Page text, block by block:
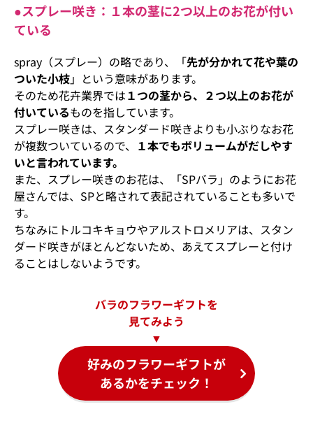
●スプレー咲き：１本の茎に2つ以上のお花が付い
ている
spray（スプレー）の略であり、「先が分かれて花や葉の
ついた小枝」という意味があります。
そのため花卉業界では１つの茎から、２つ以上のお花が
付いているものを指しています。
スプレー咲きは、スタンダード咲きよりも小ぶりなお花
が複数ついているので、 １本でもボリュームがだしやす
いと言われています。
また、スプレー咲きのお花は、「SPバラ」のようにお花
屋さんでは、SPと略されて表記されていることも多いで
す。
ちなみにトルコキキョウやアルストロメリアは、スタン
ダード咲きがほとんどないため、あえてスプレーと付け
ることはしないようです。
バラのフラワーギフトを
見てみよう
▼
好みのフラワーギフトが
あるかをチェック！